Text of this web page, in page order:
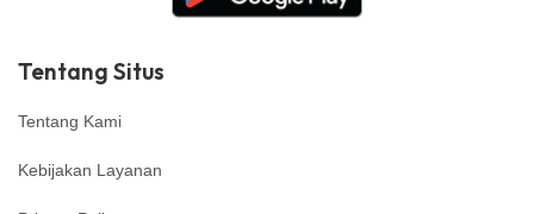
Tentang Situs
Tentang Kami
Kebijakan Layanan